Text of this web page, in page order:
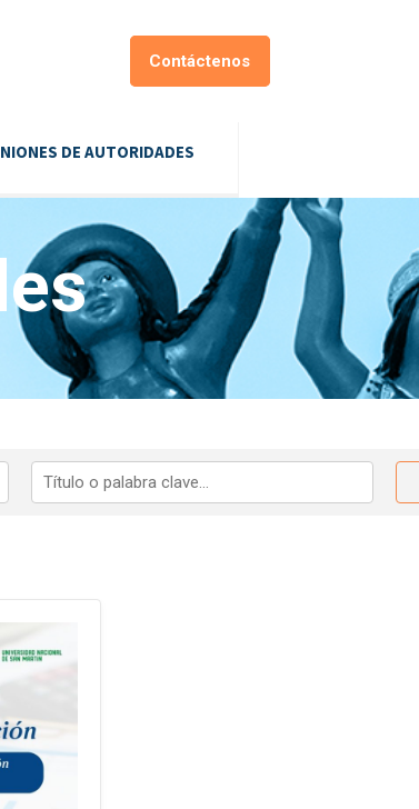
Contáctenos
DE AUTORIDADES